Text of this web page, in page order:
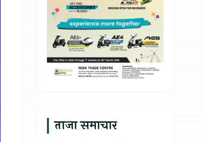
ताजा समाचार